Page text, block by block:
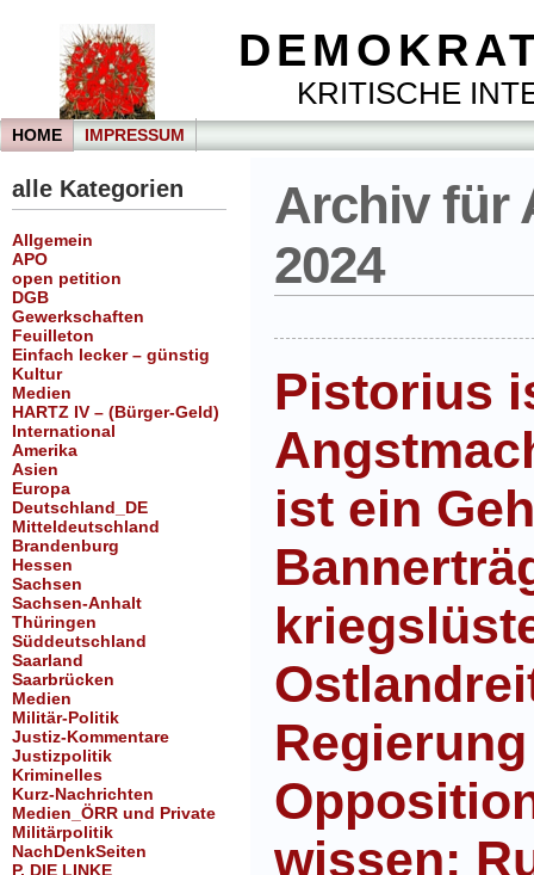
KRITISCHE
HOME IMPRESSUM
alle Kategorien
Allgemein
APO
open petition
DGB
Gewerkschaften
Feuilleton
Einfach lecker – günstig
Kultur
Medien
HARTZ IV – (Bürger-Geld)
International
Amerika
Asien
Europa
Deutschland_DE
Mitteldeutschland
Brandenburg
Hessen
Sachsen
Sachsen-Anhalt
Thüringen
Süddeutschland
Saarland
Saarbrücken
Medien
Militär-Politik
Justiz-Kommentare
Justizpolitik
Kriminelles
Kurz-Nachrichten
Medien_ÖRR und Private
Militärpolitik
NachDenkSeiten
P. DIE LINKE
Archiv für
2024
Pistorius
ist ein
wissen: